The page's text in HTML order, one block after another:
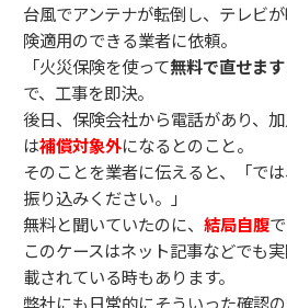
台風でアンテナが転倒し、テレビ
険適用のできる業者に依頼。
「火災保険を使って無料で直せます
で、工事を即決。
後日、保険会社から電話があり、
は補償対象外になるとのこと。
そのことを業者に伝えると、「で
振り込みください。」
無料と聞いていたのに、 結局自腹
このケースはネット記事などでも
載されている時もあります。
弊社にも日常的にそういった確認の